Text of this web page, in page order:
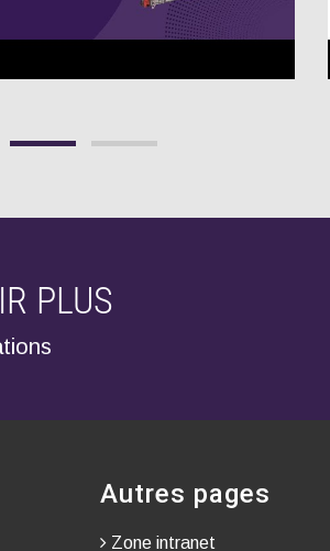
PLUS
Autres pages
Zone intranet